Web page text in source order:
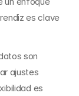
es clave
son
ajustes
es